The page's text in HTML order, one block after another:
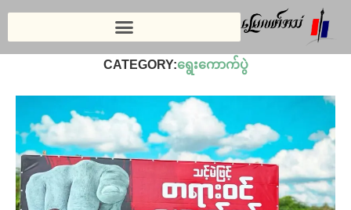
ရွေးကောက်ပွဲ
CATEGORY:ရွေးကောက်ပွဲ